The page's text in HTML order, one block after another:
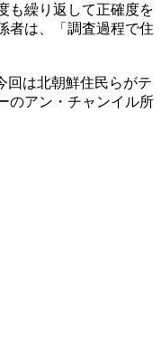
も繰り返して正確度を
者は、「調査過程で住
回は北朝鮮住民らがテ
のアン・チャンイル所